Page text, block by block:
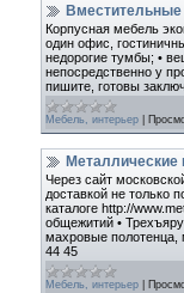
Вместительные
Корпусная мебель
один офис,
недорогие тумбы; •
непосредственно у
пишите, готовы
Мебель, интерьер
Металлические
Через сайт
доставкой не только
каталоге http://
общежитий •
махровые полотенца,
44 45
Мебель, интерьер